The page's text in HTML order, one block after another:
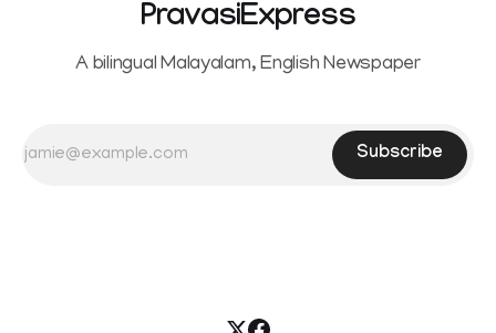
PravasiExpress
A bilingual Malayalam, English Newspaper
Subscribe